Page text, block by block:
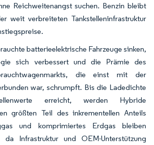
Reichweitenangst suchen. Benzin bleibt
weit verbreiteten Tankstelleninfrastruktur
batterieelektrische Fahrzeuge sinken,
sich verbessert und die Prämie des
die einst mit der
war, schrumpft. Bis die Ladedichte
erreicht, werden Hybride
größten Teil des inkrementellen Anteils
und komprimiertes Erdgas bleiben
da Infrastruktur und OEM-Unterstützung